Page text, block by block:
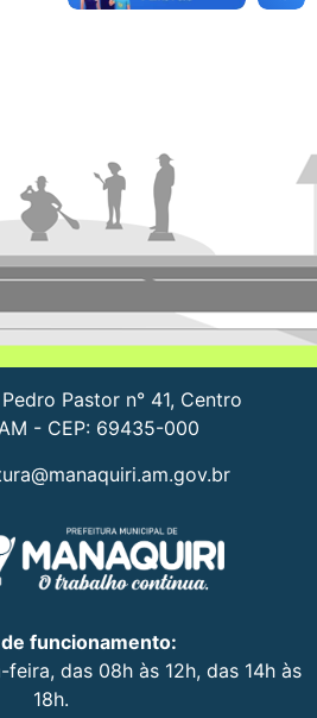
Pedro Pastor n° 41, Centro
- CEP: 69435-000
funcionamento:
das 08h às 12h, das 14h às
18h.